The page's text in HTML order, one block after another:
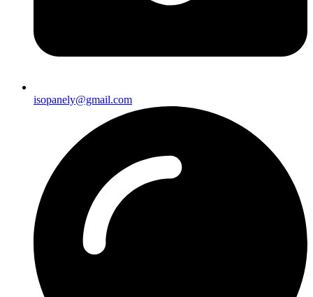
isopanely@gmail.com